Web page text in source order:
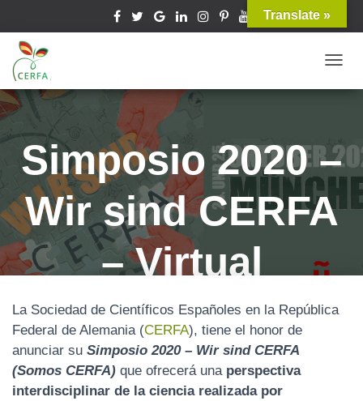
L
E
N
A
G
T
Simposio 2020 –
Wir sind CERFA
– Virtual
Published bypresidentonoctubre 5, 2020
La Sociedad de Científicos Españoles en la República
Federal de Alemania (CERFA), tiene el honor de
anunciar su Simposio 2020 – Wir sind CERFA
(Somos CERFA) que ofrecerá una perspectiva
interdisciplinar de la ciencia realizada por
Translate »